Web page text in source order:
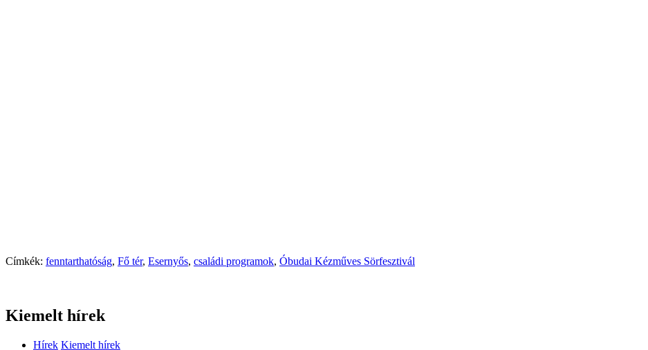
Címkék: fenntarthatóság, Fő tér, Esernyős, családi programok, Óbudai Kézműves Sörfesztivál
Kiemelt hírek
Hírek Kiemelt hírek